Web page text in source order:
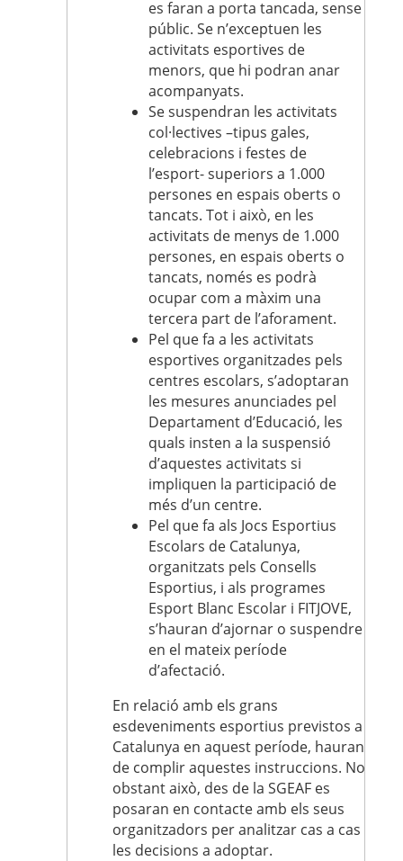
es faran a porta tancada, sense
públic. Se n’exceptuen les
activitats esportives de
menors, que hi podran anar
acompanyats.
Se suspendran les activitats
col·lectives –tipus gales,
celebracions i festes de
l’esport- superiors a 1.000
persones en espais oberts o
tancats. Tot i això, en les
activitats de menys de 1.000
persones, en espais oberts o
tancats, només es podrà
ocupar com a màxim una
tercera part de l’aforament.
Pel que fa a les activitats
esportives organitzades pels
centres escolars, s’adoptaran
les mesures anunciades pel
Departament d’Educació, les
quals insten a la suspensió
d’aquestes activitats si
impliquen la participació de
més d’un centre.
Pel que fa als Jocs Esportius
Escolars de Catalunya,
organitzats pels Consells
Esportius, i als programes
Esport Blanc Escolar i FITJOVE,
s’hauran d’ajornar o suspendre
en el mateix període
d’afectació.
En relació amb els grans
esdeveniments esportius previstos a
Catalunya en aquest període, hauran
de complir aquestes instruccions. No
obstant això, des de la SGEAF es
posaran en contacte amb els seus
organitzadors per analitzar cas a cas
les decisions a adoptar.